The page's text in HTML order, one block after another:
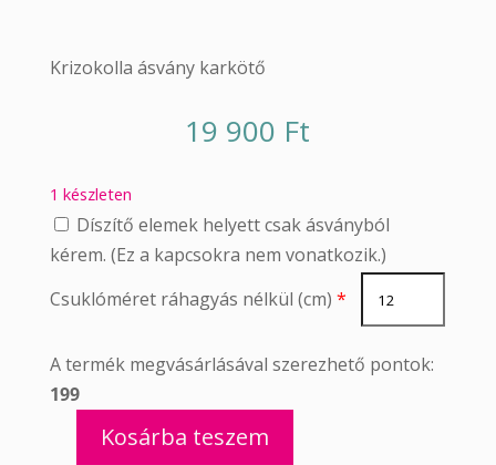
Krizokolla ásvány karkötő
19 900 Ft
1 készleten
Díszítő elemek helyett csak ásványból
kérem. (Ez a kapcsokra nem vonatkozik.)
Csuklóméret ráhagyás nélkül (cm) *
A termék megvásárlásával szerezhető pontok:
199
KrizokollaKosárba teszem